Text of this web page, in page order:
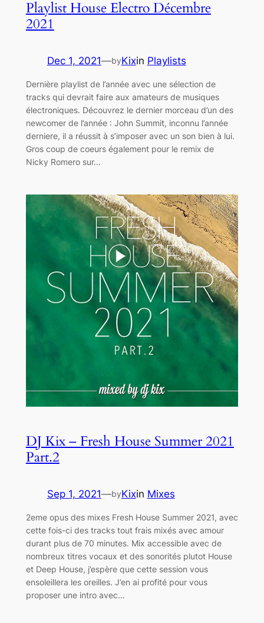
Playlist House Electro Décembre
2021
Dec 1, 2021—byKixin Playlists
Dernière playlist de l’année avec une sélection de
tracks qui devrait faire aux amateurs de musiques
électroniques. Découvrez le dernier morceau d’un des
newcomer de l’année : John Summit, inconnu l’année
derniere, il a réussit à s’imposer avec un son bien à lui.
Gros coup de coeurs également pour le remix de
Nicky Romero sur…
DJ Kix – Fresh House Summer 2021
Part.2
Sep 1, 2021—byKixin Mixes
2eme opus des mixes Fresh House Summer 2021, avec
cette fois-ci des tracks tout frais mixés avec amour
durant plus de 70 minutes. Mix accessible avec de
nombreux titres vocaux et des sonorités plutot House
et Deep House, j’espère que cette session vous
ensoleillera les oreilles. J’en ai profité pour vous
proposer une intro avec…